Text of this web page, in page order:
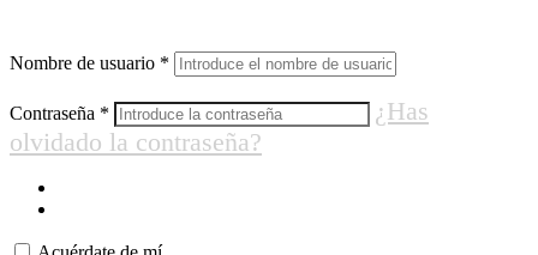
Nombre de usuario *
Contraseña *
¿Has
olvidado la contraseña?